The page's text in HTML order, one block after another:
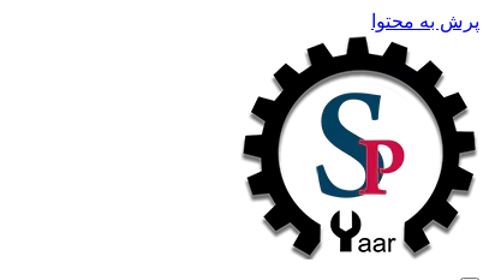
پرش به محتوا